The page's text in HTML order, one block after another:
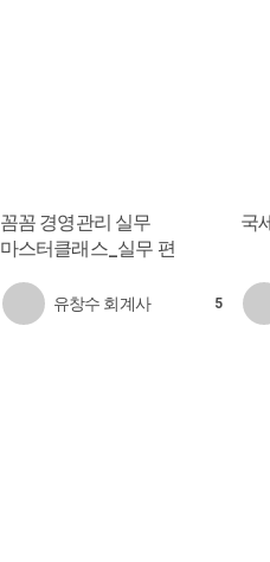
꼼꼼 경영관리 실무
마스터클래스_실무 편
유창수 회계사 5
국